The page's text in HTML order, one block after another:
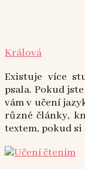
Králová
Existuje více
psala. Pokud
vám v učení
různé články,
textem, pokud